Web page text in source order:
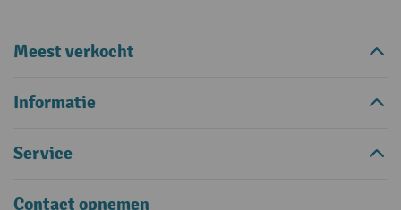
Meest verkocht
Informatie
Service
Contact opnemen